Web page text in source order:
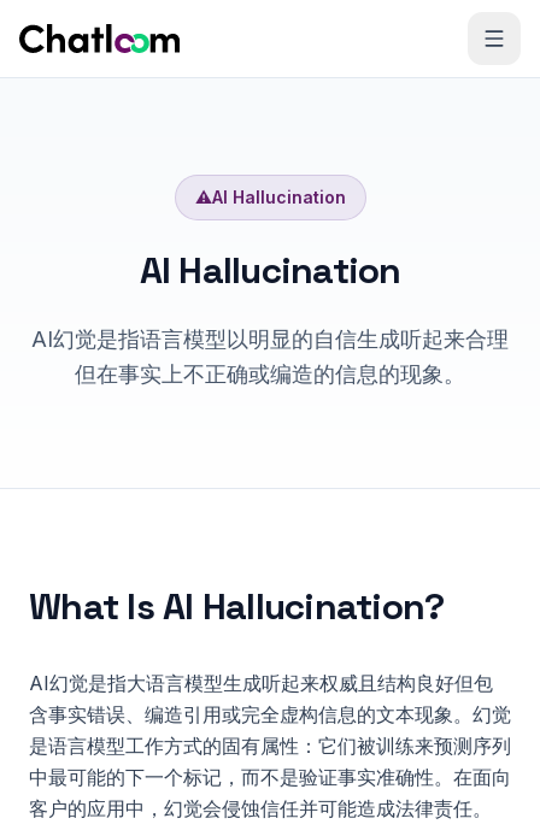
⚠️AI Hallucination
AI Hallucination
AI幻觉是指语言模型以明显的自信生成听起来合理
但在事实上不正确或编造的信息的现象。
What IsAI Hallucination?
AI幻觉是指大语言模型生成听起来权威且结构良好但包
含事实错误、编造引用或完全虚构信息的文本现象。幻觉
是语言模型工作方式的固有属性：它们被训练来预测序列
中最可能的下一个标记，而不是验证事实准确性。在面向
客户的应用中，幻觉会侵蚀信任并可能造成法律责任。